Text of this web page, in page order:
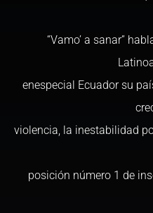
“Vamo’ a sanar”
enespecial Ecuador su
violencia, la inestabilidad
posición número 1 de